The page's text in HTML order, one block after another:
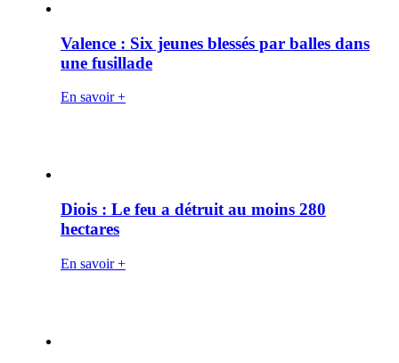
Valence : Six jeunes blessés par balles dans
une fusillade
En savoir +
Diois : Le feu a détruit au moins 280
hectares
En savoir +